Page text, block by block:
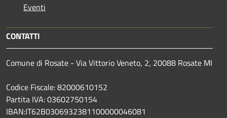
Eventi
CONTATTI
Comune di Rosate - Via Vittorio Veneto, 2, 20088 Rosate MI
Codice Fiscale: 82000610152
Partita IVA: 03602750154
IBAN:IT62B0306932381100000046081